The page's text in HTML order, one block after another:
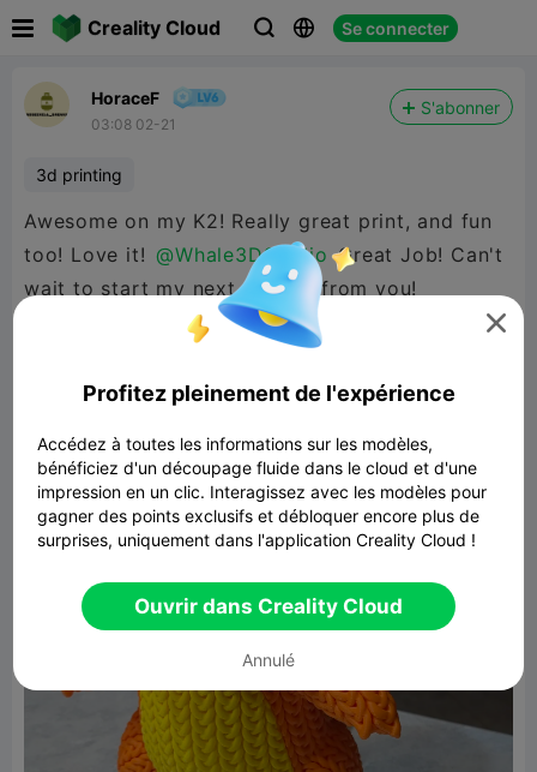
Creality Cloud   Se connecter
HoraceF
03:08 02-21
S'abonner
3d printing
Awesome on my K2! Really great print, and fun
too! Love it! @Whale3DStudio Great Job! Can't
wait to start my next project from you!

Profitez pleinement de l'expérience
Accédez à toutes les informations sur les modèles,
bénéficiez d'un découpage fluide dans le cloud et d'une
impression en un clic. Interagissez avec les modèles pour
gagner des points exclusifs et débloquer encore plus de
surprises, uniquement dans l'application Creality Cloud !
Ouvrir dans Creality Cloud
Annulé